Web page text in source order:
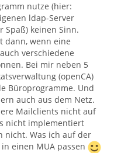
nutze (hier:
ldap-Server
Spaß) keinen Sinn.
dann, wenn eine
verschiedene
Bei mir neben 5
(openCA)
Büroprogramme. Und
auch aus dem Netz.
Mailclients nicht auf
nicht implementiert
nicht. Was ich auf der
einen MUA passen